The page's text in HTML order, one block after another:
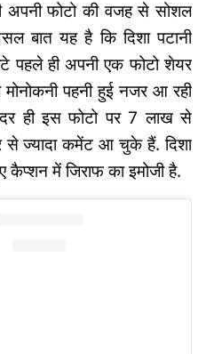
अपनी फोटो की वजह से सोशल
बात यह है कि दिशा पटानी
पहले ही अपनी एक फोटो शेयर
पहनी हुई नजर आ रही
ही इस फोटो पर 7 लाख से
ज्यादा कमेंट आ चुके हैं. दिशा
कैप्शन में जिराफ का इमोजी है.